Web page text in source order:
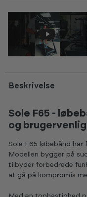
Beskrivelse
Sole F65 -
og
Sole F65 løbebånd
Modellen bygger på
tilbyder forbedrede
at gå på kompromis